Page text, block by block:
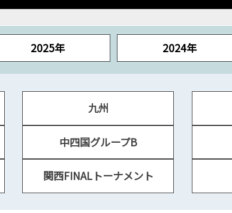
2025年 2024年
九州
中四国グループB
関西FINALトーナメント